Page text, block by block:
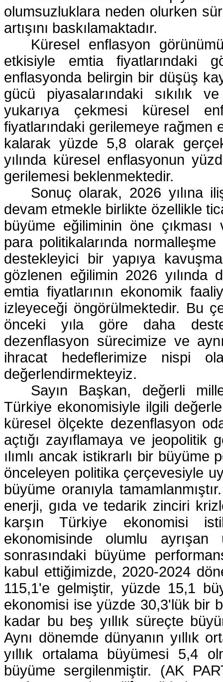
olumsuzluklara neden olurken
artışını baskılamaktadır.
Küresel enflasyon
etkisiyle emtia fiyatlarındaki
enflasyonda belirgin bir düşüş
gücü piyasalarındaki sıkılık
yukarıya çekmesi küresel
fiyatlarındaki gerilemeye
kalarak yüzde 5,8 olarak
yılında küresel enflasyonun
gerilemesi beklenmektedir.
Sonuç olarak, 2026 yılına
devam etmekle birlikte özellikle
büyüme eğiliminin öne
para politikalarında normalleşme
destekleyici bir yapıya
gözlenen eğilimin 2026
emtia fiyatlarının ekonomik
izleyeceği öngörülmektedir. Bu
önceki yıla göre daha
dezenflasyon sürecimize ve
ihracat hedeflerimize nispi
değerlendirmekteyiz.
Sayın Başkan, değerli
Türkiye ekonomisiyle ilgili
küresel ölçekte dezenflasyon
açtığı zayıflamaya ve jeopolitik
ılımlı ancak istikrarlı bir büyüme
önceleyen politika çerçevesiyle
büyüme oranıyla
enerji, gıda ve tedarik zinciri
karşın Türkiye ekonomisi
ekonomisinde olumlu ayrışan
sonrasındaki büyüme
kabul ettiğimizde, 2020-2024
115,1'e gelmiştir, yüzde 15,1
ekonomisi ise yüzde 30,3'lük bir
kadar bu beş yıllık süreçte
Aynı dönemde dünyanın yıllık
yıllık ortalama büyümesi 5,4
büyüme sergilenmiştir. (AK